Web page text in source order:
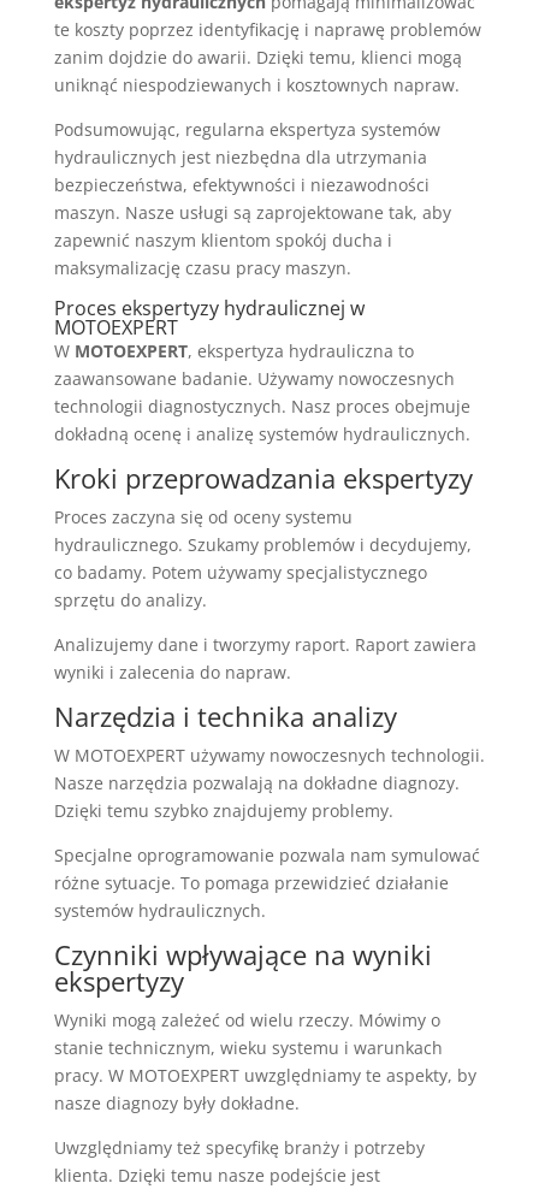
te koszty poprzez identyfikację i naprawę problemów
zanim dojdzie do awarii. Dzięki temu, klienci mogą
uniknąć niespodziewanych i kosztownych napraw.
Podsumowując, regularna ekspertyza systemów
hydraulicznych jest niezbędna dla utrzymania
bezpieczeństwa, efektywności i niezawodności
maszyn. Nasze usługi są zaprojektowane tak, aby
zapewnić naszym klientom spokój ducha i
maksymalizację czasu pracy maszyn.
Proces ekspertyzy hydraulicznej w
MOTOEXPERT
W MOTOEXPERT, ekspertyza hydrauliczna to
zaawansowane badanie. Używamy nowoczesnych
technologii diagnostycznych. Nasz proces obejmuje
dokładną ocenę i analizę systemów hydraulicznych.
Kroki przeprowadzania ekspertyzy
Proces zaczyna się od oceny systemu
hydraulicznego. Szukamy problemów i decydujemy,
co badamy. Potem używamy specjalistycznego
sprzętu do analizy.
Analizujemy dane i tworzymy raport. Raport zawiera
wyniki i zalecenia do napraw.
Narzędzia i technika analizy
W MOTOEXPERT używamy nowoczesnych technologii.
Nasze narzędzia pozwalają na dokładne diagnozy.
Dzięki temu szybko znajdujemy problemy.
Specjalne oprogramowanie pozwala nam symulować
różne sytuacje. To pomaga przewidzieć działanie
systemów hydraulicznych.
Czynniki wpływające na wyniki
ekspertyzy
Wyniki mogą zależeć od wielu rzeczy. Mówimy o
stanie technicznym, wieku systemu i warunkach
pracy. W MOTOEXPERT uwzględniamy te aspekty, by
nasze diagnozy były dokładne.
Uwzględniamy też specyfikę branży i potrzeby
klienta. Dzięki temu nasze podejście jest